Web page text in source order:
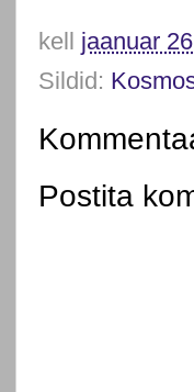
kell jaanuar
Sildid:
Postita